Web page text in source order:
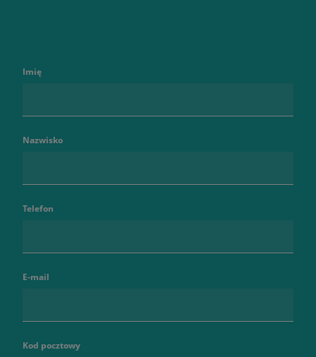
Imię
Nazwisko
Telefon
E-mail
Kod pocztowy